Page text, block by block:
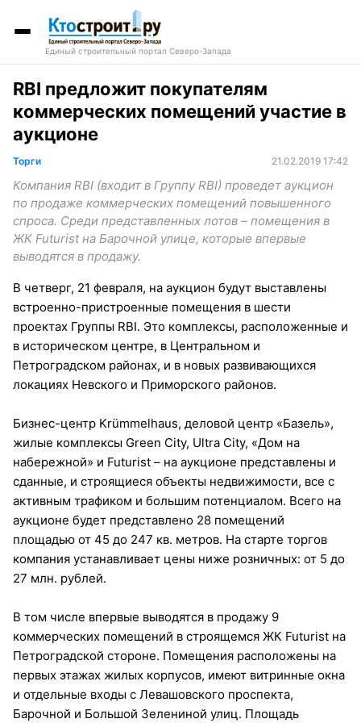
Единый строительный портал Северо-Запада
RBI предложит покупателям
коммерческих помещений участие в
аукционе
Торги 21.02.2019 17:42
Компания RBI (входит в Группу RBI) проведет аукцион
по продаже коммерческих помещений повышенного
спроса. Среди представленных лотов – помещения в
ЖК Futurist на Барочной улице, которые впервые
выводятся в продажу.
В четверг, 21 февраля, на аукцион будут выставлены
встроенно-пристроенные помещения в шести
проектах Группы RBI. Это комплексы, расположенные и
в историческом центре, в Центральном и
Петроградском районах, и в новых развивающихся
локациях Невского и Приморского районов.
Бизнес-центр Krümmelhaus, деловой центр «Базель»,
жилые комплексы Green City, Ultra City, «Дом на
набережной» и Futurist – на аукционе представлены и
сданные, и строящиеся объекты недвижимости, все с
активным трафиком и большим потенциалом. Всего на
аукционе будет представлено 28 помещений
площадью от 45 до 247 кв. метров. На старте торгов
компания устанавливает цены ниже розничных: от 5 до
27 млн. рублей.
В том числе впервые выводятся в продажу 9
коммерческих помещений в строящемся ЖК Futurist на
Петроградской стороне. Помещения расположены на
первых этажах жилых корпусов, имеют витринные окна
и отдельные входы с Левашовского проспекта,
Барочной и Большой Зелениной улиц. Площадь